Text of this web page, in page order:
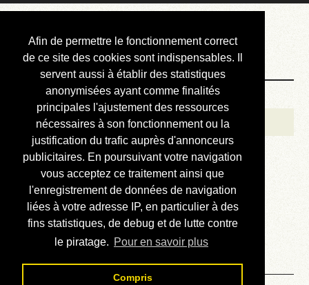
Afin de permettre le fonctionnement correct
de ce site des cookies sont indispensables. Il
servent aussi à établir des statistiques
anonymisées ayant comme finalités
principales l'ajustement des ressources
nécessaires à son fonctionnement ou la
justification du trafic auprès d'annonceurs
publicitaires. En poursuivant votre navigation
vous acceptez ce traitement ainsi que
l'enregistrement de données de navigation
liées à votre adresse IP, en particulier à des
fins statistiques, de debug et de lutte contre
le piratage. Pour en savoir plus
Compris
Courbis, « LE »
Blog Officiel
Bienvenue
Réalisations
Divers (et d’été)
Annonces
Liens externes
Téléchargement
Contact